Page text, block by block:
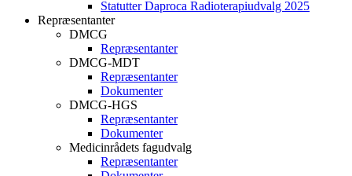
Statutter Daproca Radioterapiudvalg 2025
Repræsentanter
DMCG
Repræsentanter
DMCG-MDT
Repræsentanter
Dokumenter
DMCG-HGS
Repræsentanter
Dokumenter
Medicinrådets fagudvalg
Repræsentanter